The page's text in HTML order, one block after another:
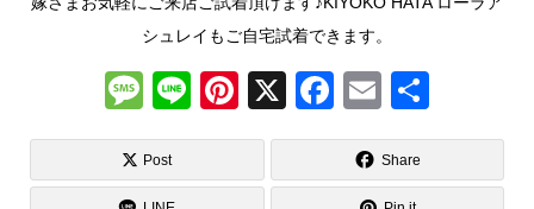
シュレイもご自宅試着できます。
M
e
ss
Li
n
Pi
nt
X
F
a
c
E
m
ail
有
Post Share